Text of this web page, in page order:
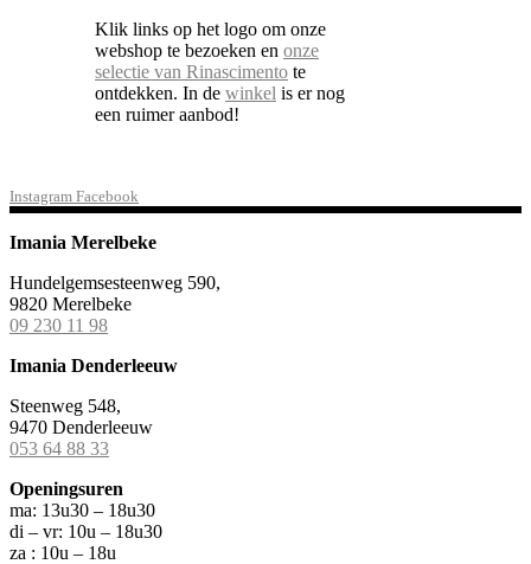
Klik links op het logo om onze
webshop te bezoeken en onze
selectie van Rinascimento te
ontdekken. In de winkel is er nog
een ruimer aanbod!
Instagram Facebook
Imania Merelbeke
Hundelgemsesteenweg 590,
9820 Merelbeke
09 230 11 98
Imania Denderleeuw
Steenweg 548,
9470 Denderleeuw
053 64 88 33
Openingsuren
ma: 13u30 – 18u30
di – vr: 10u – 18u30
za : 10u – 18u